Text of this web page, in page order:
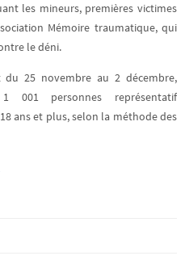
les mineurs, premières victimes
Mémoire traumatique, qui
le déni.
du 25 novembre au 2 décembre,
001 personnes représentatif
ans et plus, selon la méthode des